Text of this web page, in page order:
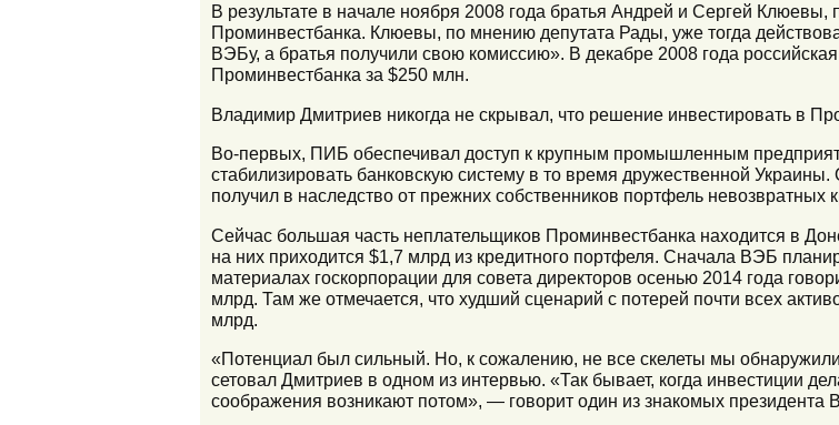
В результате в начале ноября 2008 года братья Андрей и Сергей
Проминвестбанка. Клюевы, по мнению депутата Рады, уже тогда
ВЭБу, а братья получили свою комиссию». В декабре 2008 года
Проминвестбанка за $250 млн.
Владимир Дмитриев никогда не скрывал, что решение инвестировать в
Во-первых, ПИБ обеспечивал доступ к крупным промышленным
стабилизировать банковскую систему в то время дружественной
получил в наследство от прежних собственников портфель невозвратных
Сейчас большая часть неплательщиков Проминвестбанка находится в
на них приходится $1,7 млрд из кредитного портфеля. Сначала ВЭБ
материалах госкорпорации для совета директоров осенью 2014 года
млрд. Там же отмечается, что худший сценарий с потерей почти всех
млрд.
«Потенциал был сильный. Но, к сожалению, не все скелеты мы
сетовал Дмитриев в одном из интервью. «Так бывает, когда инвестиции
соображения возникают потом», — говорит один из знакомых президента